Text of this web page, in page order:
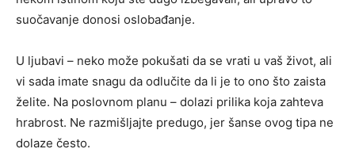
suočavanje donosi oslobađanje.
U ljubavi – neko može pokušati da se vrati u vaš život, ali
vi sada imate snagu da odlučite da li je to ono što zaista
želite. Na poslovnom planu – dolazi prilika koja zahteva
hrabrost. Ne razmišljajte predugo, jer šanse ovog tipa ne
dolaze često.